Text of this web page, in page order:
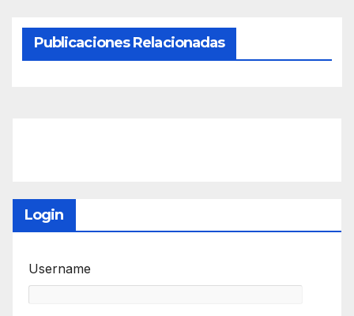
Publicaciones Relacionadas
Login
Username